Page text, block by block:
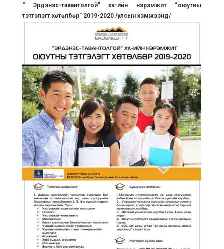
“ Эрдэнэс-тавантолгой” хк-ийн нэрэмжит “оюутны
тэтгэлэгт хөтөлбөр” 2019-2020 /улсын хэмжээнд/